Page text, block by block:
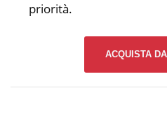
priorità.
ACQUISTA